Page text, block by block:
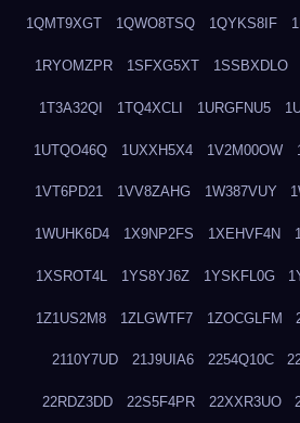
1QMT9XGT 1QWO8TSQ 1QYKS8IF
1RYOMZPR 1SFXG5XT 1SSBXDLO
1T3A32QI 1TQ4XCLI 1URGFNU5
1UTQO46Q 1UXXH5X4 1V2M00OW
1VT6PD21 1VV8ZAHG 1W387VUY
1WUHK6D4 1X9NP2FS 1XEHVF4N
1XSROT4L 1YS8YJ6Z 1YSKFL0G
1Z1US2M8 1ZLGWTF7 1ZOCGLFM
2110Y7UD 21J9UIA6 2254Q10C
22RDZ3DD 22S5F4PR 22XXR3UO